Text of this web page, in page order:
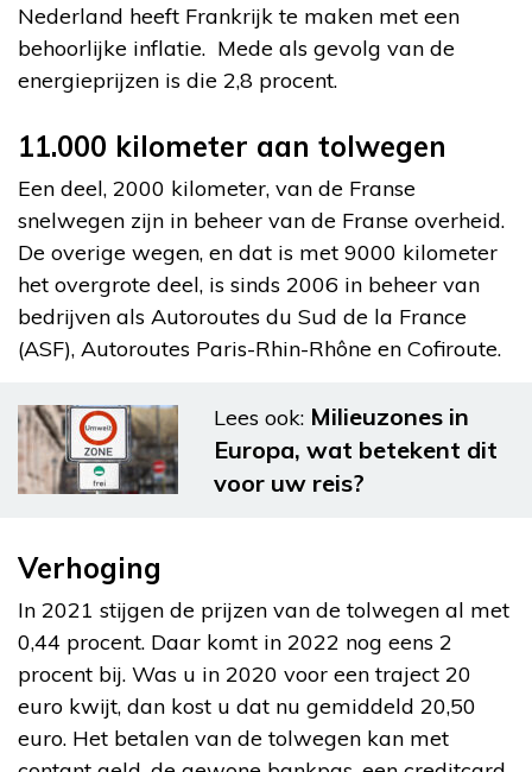
Nederland heeft Frankrijk te maken met een
behoorlijke inflatie. Mede als gevolg van de
energieprijzen is die 2,8 procent.
11.000 kilometer aan tolwegen
Een deel, 2000 kilometer, van de Franse
snelwegen zijn in beheer van de Franse overheid.
De overige wegen, en dat is met 9000 kilometer
het overgrote deel, is sinds 2006 in beheer van
bedrijven als Autoroutes du Sud de la France
(ASF), Autoroutes Paris-Rhin-Rhône en Cofiroute.
Lees ook: Milieuzones in
Europa, wat betekent dit
voor uw reis?
Verhoging
In 2021 stijgen de prijzen van de tolwegen al met
0,44 procent. Daar komt in 2022 nog eens 2
procent bij. Was u in 2020 voor een traject 20
euro kwijt, dan kost u dat nu gemiddeld 20,50
euro. Het betalen van de tolwegen kan met